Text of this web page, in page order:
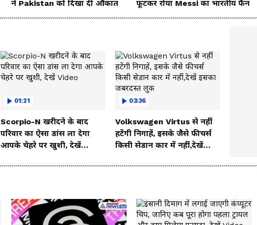
ने Pakistan को दिखा दी औकात
फूटकर रोया Messi का भारतीय फैन
01:21
Scorpio-N खरीदने के बाद
परिवार का ऐसा डांस ला देगा
आपके चेहरे पर खुशी, देखें
03:36
Volkswagen Virtus से नहीं
हटेंगी निगाहें, इसके जैसे फीचर्स
किसी सेडान कार में नहीं,देखें